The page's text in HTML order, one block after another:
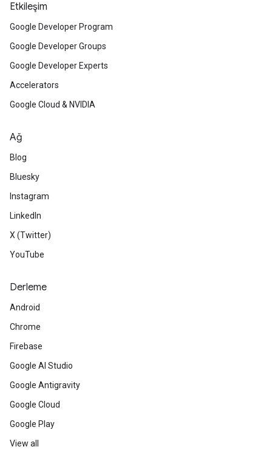
Etkileşim
Google Developer Program
Google Developer Groups
Google Developer Experts
Accelerators
Google Cloud & NVIDIA
Ağ
Blog
Bluesky
Instagram
LinkedIn
X (Twitter)
YouTube
Derleme
Android
Chrome
Firebase
Google AI Studio
Google Antigravity
Google Cloud
Google Play
View all